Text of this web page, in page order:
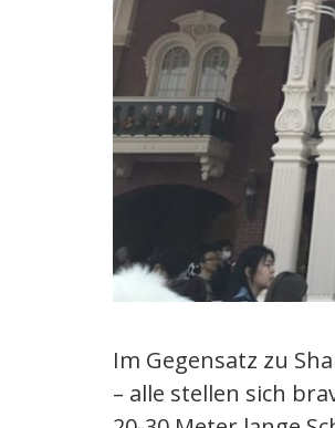
Im Gegensatz zu
– alle stellen sich